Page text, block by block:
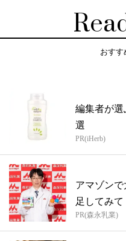
おすす
編集者が選
選
PR(iHerb)
アマゾン
足してみて
PR(森永乳業)